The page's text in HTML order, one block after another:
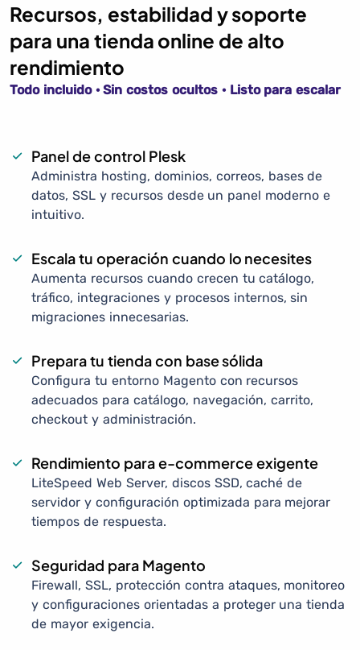
Recursos, estabilidad y soporte
para una tienda online de alto
rendimiento
Todo incluido · Sin costos ocultos · Listo para escalar
Panel de control Plesk
Administra hosting, dominios, correos, bases de
datos, SSL y recursos desde un panel moderno e
intuitivo.
Escala tu operación cuando lo necesites
Aumenta recursos cuando crecen tu catálogo,
tráfico, integraciones y procesos internos, sin
migraciones innecesarias.
Prepara tu tienda con base sólida
Configura tu entorno Magento con recursos
adecuados para catálogo, navegación, carrito,
checkout y administración.
Rendimiento para e-commerce exigente
LiteSpeed Web Server, discos SSD, caché de
servidor y configuración optimizada para mejorar
tiempos de respuesta.
Seguridad para Magento
Firewall, SSL, protección contra ataques, monitoreo
y configuraciones orientadas a proteger una tienda
de mayor exigencia.